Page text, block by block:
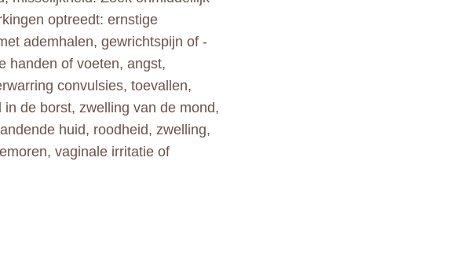
optreedt: ernstige
ademhalen, gewrichtspijn of -
handen of voeten, angst,
convulsies, toevallen,
de borst, zwelling van de mond,
huid, roodheid, zwelling,
vaginale irritatie of